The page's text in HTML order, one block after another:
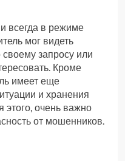
всегда в режиме
мог видеть
запросу или
Кроме
имеет еще
и хранения
этого, очень важно
от мошенников.